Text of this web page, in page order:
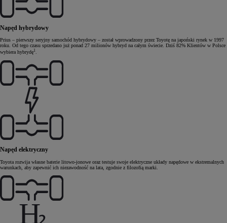
Napęd hybrydowy
Prius – pierwszy seryjny samochód hybrydowy – został wprowadzony przez Toyotę na japoński rynek w 1997
roku. Od tego czasu sprzedano już ponad 27 milionów hybryd na całym świecie. Dziś 82% Klientów w Polsce
wybiera hybrydę1.
Napęd elektryczny
Toyota rozwija własne baterie litowo-jonowe oraz testuje swoje elektryczne układy napędowe w ekstremalnych
warunkach, aby zapewnić ich niezawodność na lata, zgodnie z filozofią marki.